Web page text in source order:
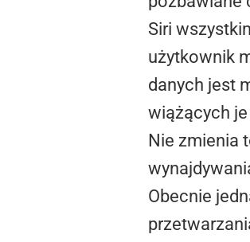
Siri
użytkownik
danych jest
wiążących
Nie zmienia
Obecnie